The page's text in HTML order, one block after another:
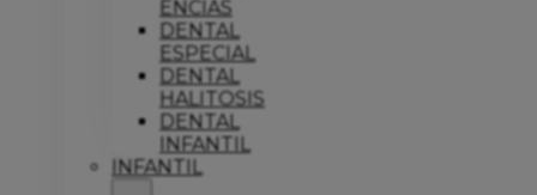
ENCIAS
DENTAL
ESPECIAL
DENTAL
HALITOSIS
DENTAL
INFANTIL
INFANTIL